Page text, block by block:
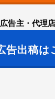
広告主・代理
告出稿は